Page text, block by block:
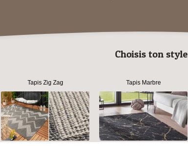
Tapis Zig Zag Tapis Marbre
Choisis ton style